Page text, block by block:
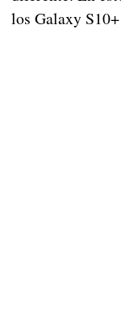
los Galaxy